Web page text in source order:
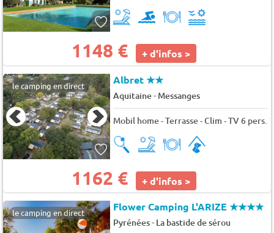
1148 € + d'infos >
le camping en direct Albret★★
Aquitaine- Messanges
Mobil home - Terrasse - Clim - TV 6 pers.
1162 € + d'infos >
le camping en direct Flower Camping L'ARIZE★★★★
Pyrénées- La bastide de sérou